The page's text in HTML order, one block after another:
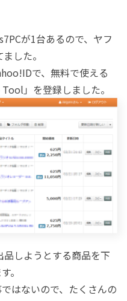
が1台あるので、ヤフ
した。
で、無料で使える
」を登録しました。
しようとする商品を下
。
はないので、たくさんの